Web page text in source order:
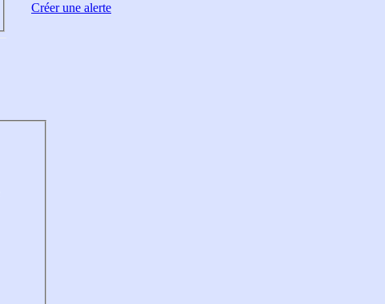
Créer une alerte